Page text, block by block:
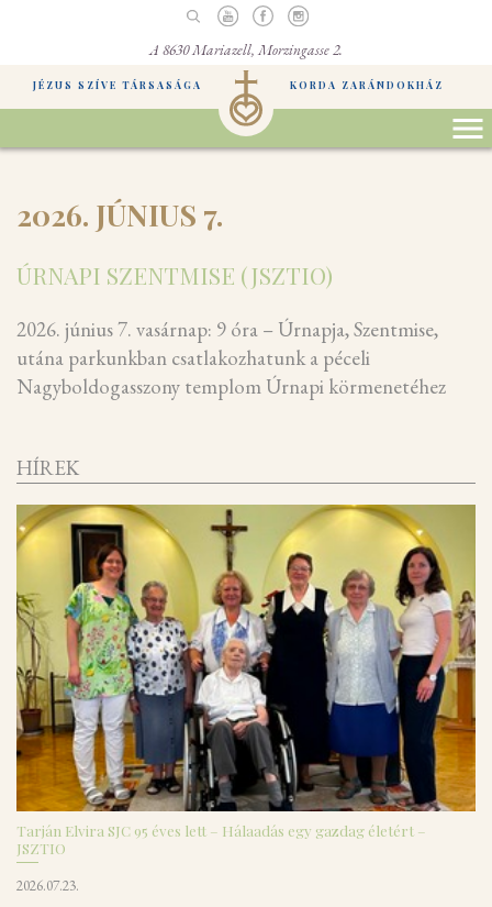
A 8630 Mariazell, Morzingasse 2.
JÉZUS SZÍVE TÁRSASÁGA KORDA ZARÁNDOKHÁZ
2026. JÚNIUS 7.
ÚRNAPI SZENTMISE (JSZTIO)
2026. június 7. vasárnap: 9 óra – Úrnapja, Szentmise,
utána parkunkban csatlakozhatunk a péceli
Nagyboldogasszony templom Úrnapi körmenetéhez
HÍREK
Tarján Elvira SJC 95 éves lett – Hálaadás egy gazdag életért –
JSZTIO
2026.07.23.